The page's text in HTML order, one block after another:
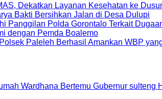
Dekatkan Layanan Kesehatan ke
Bakti Bersihkan Jalan di Desa Dulupi
Panggilan Polda Gorontalo Terkait
dengan Pemda Boalemo
Paleleh Berhasil Amankan WBP